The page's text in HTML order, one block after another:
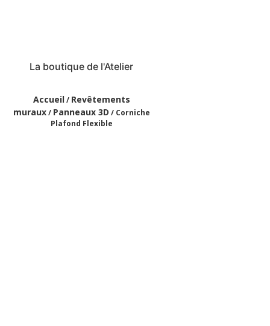
La boutique de l'Atelier
Accueil / Revêtements
muraux/ Panneaux 3D / Corniche
Plafond Flexible